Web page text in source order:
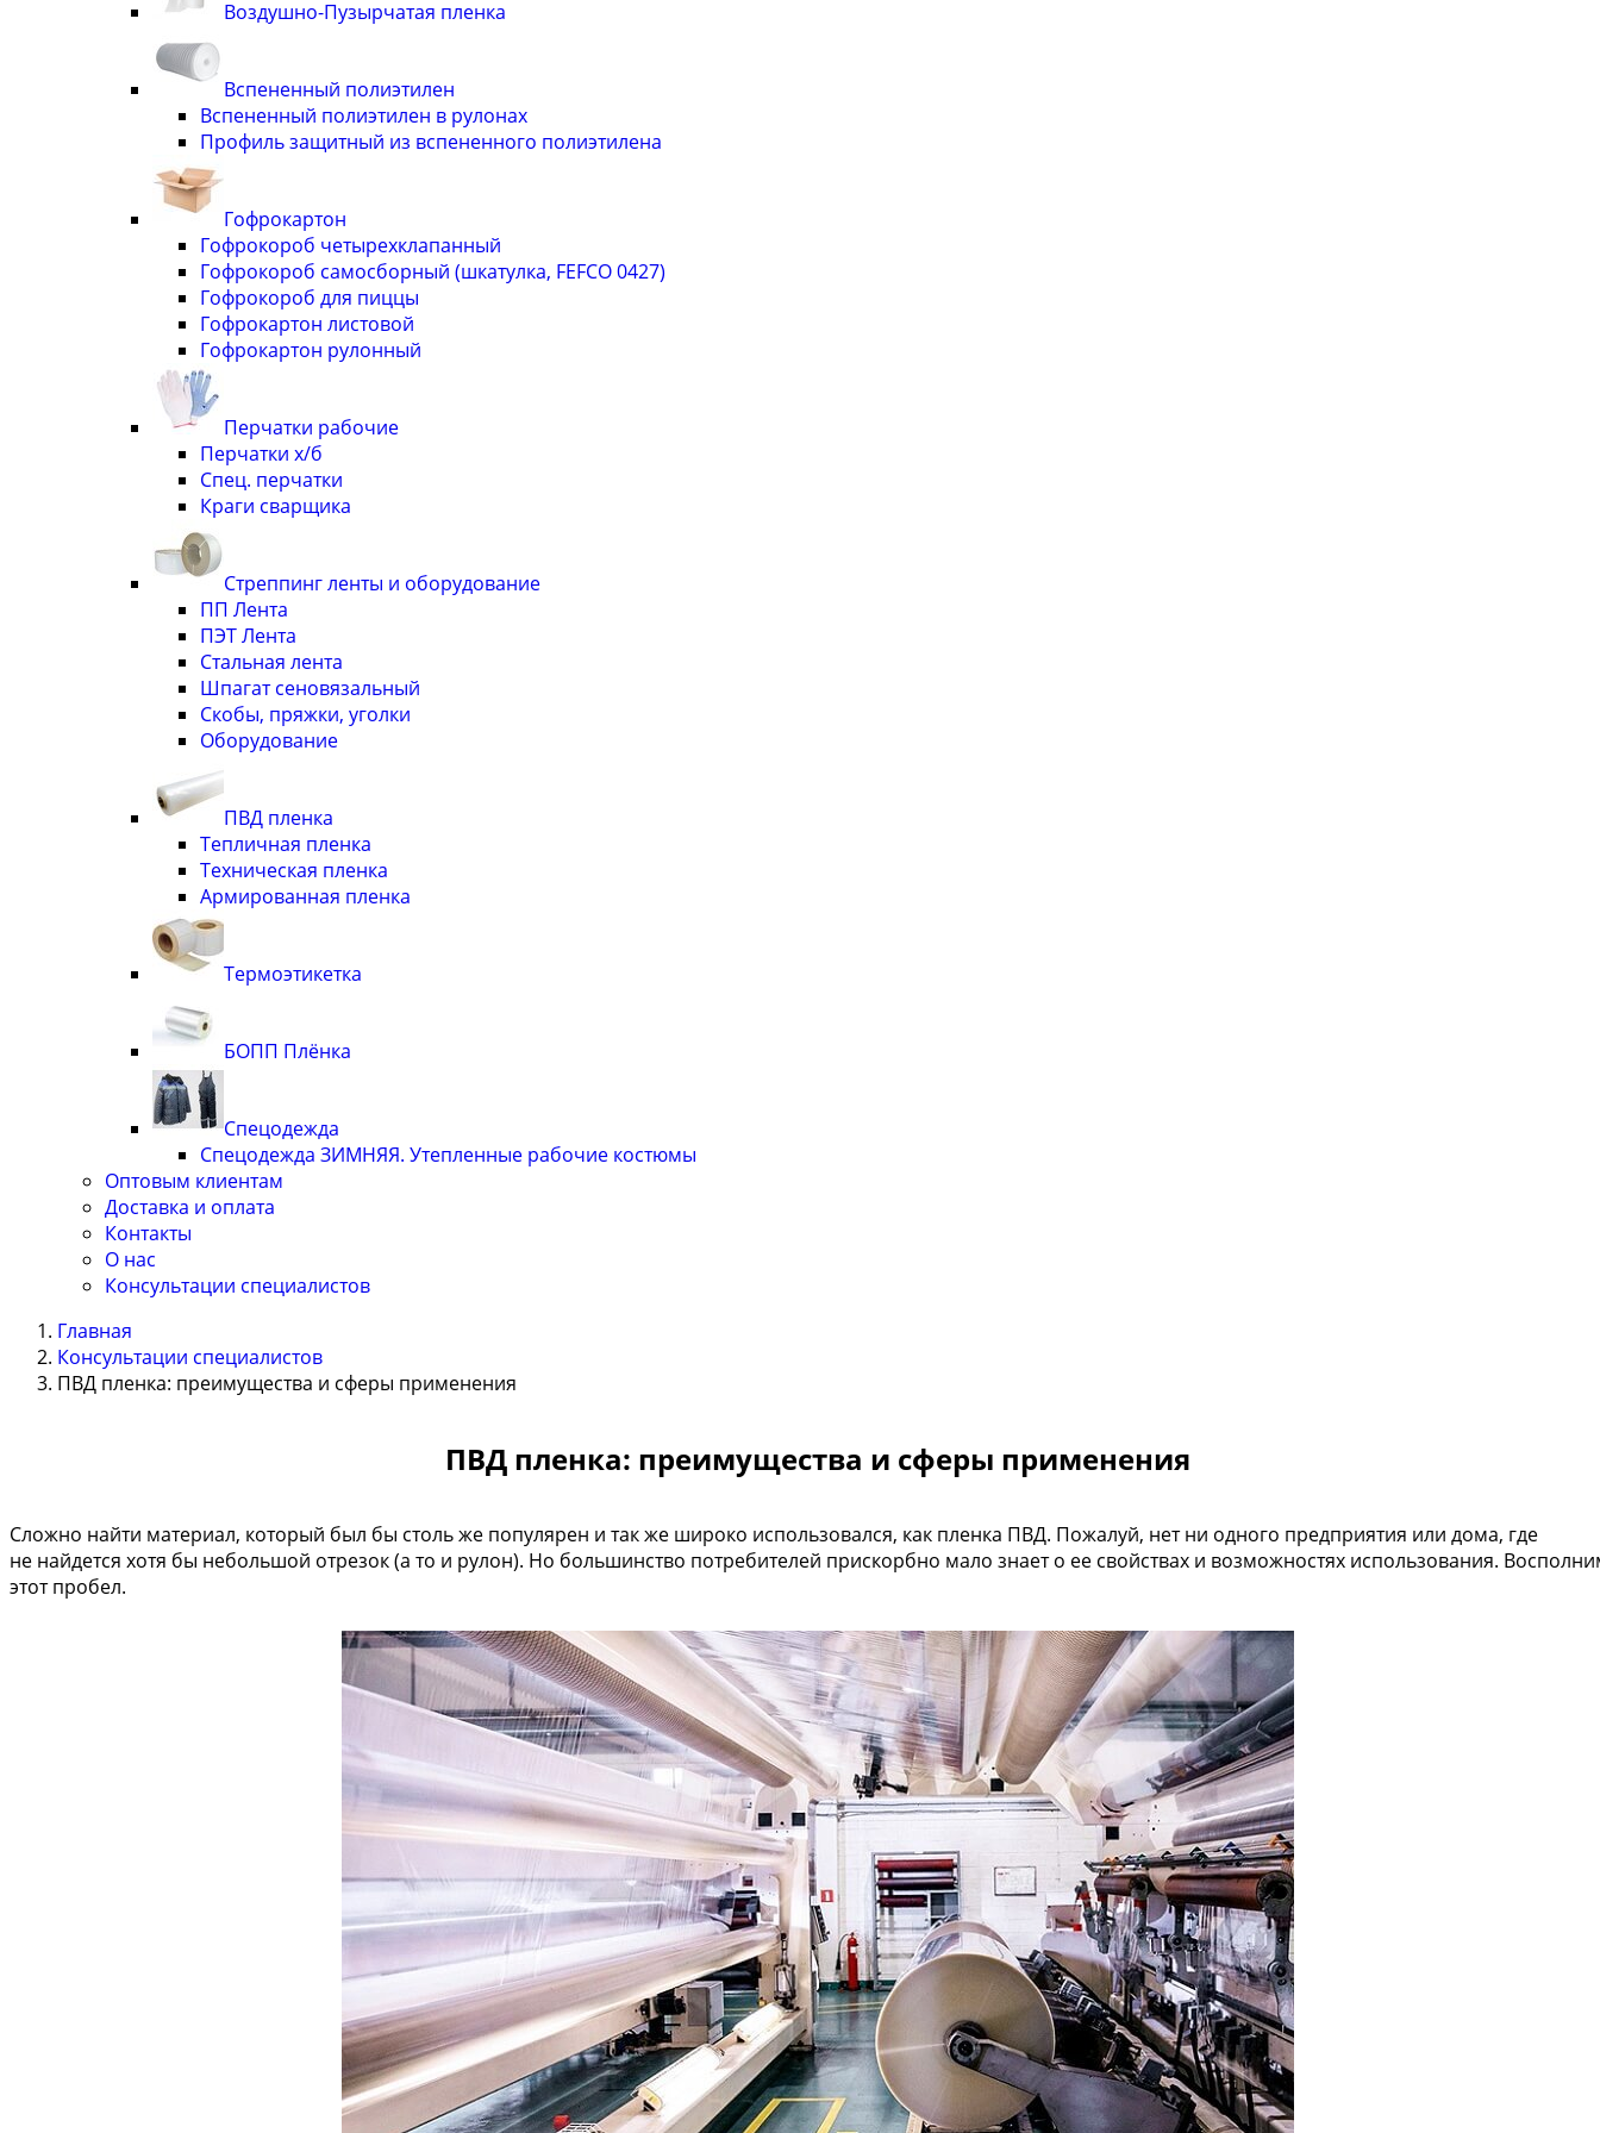
Воздушно-Пузырчатая пленка
Вспененный полиэтилен
Вспененный полиэтилен в рулонах
Профиль защитный из вспененного полиэтилена
Гофрокартон
Гофрокороб четырехклапанный
Гофрокороб самосборный (шкатулка, FEFCO 0427)
Гофрокороб для пиццы
Гофрокартон листовой
Гофрокартон рулонный
Перчатки рабочие
Перчатки х/б
Спец. перчатки
Краги сварщика
Стреппинг ленты и оборудование
ПП Лента
ПЭТ Лента
Стальная лента
Шпагат сеновязальный
Скобы, пряжки, уголки
Оборудование
ПВД пленка
Тепличная пленка
Техническая пленка
Армированная пленка
Термоэтикетка
БОПП Плёнка
Спецодежда
Спецодежда ЗИМНЯЯ. Утепленные рабочие костюмы
Оптовым клиентам
Доставка и оплата
Контакты
О нас
Консультации специалистов
Главная
Консультации специалистов
ПВД пленка: преимущества и сферы применения
ПВД пленка: преимущества и сферы применения
Сложно найти материал, который был бы столь же популярен и так же широко использовался, как пленка ПВД. Пожалуй, нет ни одного предприятия или дома, где
не найдется хотя бы небольшой отрезок (а то и рулон). Но большинство потребителей прискорбно мало знает о ее свойствах и возможностях использования.
этот пробел.